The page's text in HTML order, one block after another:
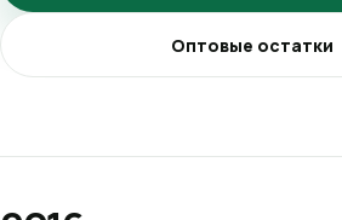
Оптовые остатки